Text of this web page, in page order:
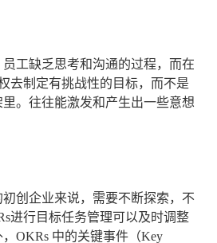
工缺乏思考和沟通的过程，而在
去制定有挑战性的目标，而不是
。往往能激发和产生出一些意想
创企业来说，需要不断探索，不
进行目标任务管理可以及时调整
OKRs 中的关键事件（Key